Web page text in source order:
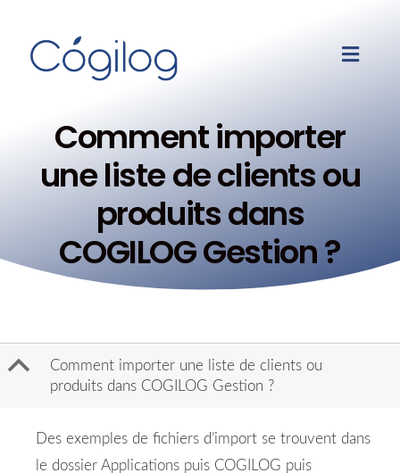
Comment importer
une liste de clients ou
produits dans
COGILOG Gestion ?
B
Comment importer une liste de clients ou
produits dans COGILOG Gestion ?
Des exemples de fichiers d’import se trouvent dans
le dossier Applications puis COGILOG puis